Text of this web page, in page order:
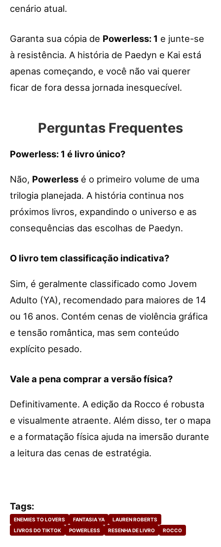
cenário atual.
Garanta sua cópia de Powerless: 1 e junte-se
à resistência. A história de Paedyn e Kai está
apenas começando, e você não vai querer
ficar de fora dessa jornada inesquecível.
Perguntas Frequentes
Powerless: 1 é livro único?
Não, Powerless é o primeiro volume de uma
trilogia planejada. A história continua nos
próximos livros, expandindo o universo e as
consequências das escolhas de Paedyn.
O livro tem classificação indicativa?
Sim, é geralmente classificado como Jovem
Adulto (YA), recomendado para maiores de 14
ou 16 anos. Contém cenas de violência gráfica
e tensão romântica, mas sem conteúdo
explícito pesado.
Vale a pena comprar a versão física?
Definitivamente. A edição da Rocco é robusta
e visualmente atraente. Além disso, ter o mapa
e a formatação física ajuda na imersão durante
a leitura das cenas de estratégia.
Tags:
ENEMIES TO LOVERS FANTASIA YA
LAUREN ROBERTS
LIVROS DO TIKTOK
POWERLESS RESENHA DE LIVRO ROCCO